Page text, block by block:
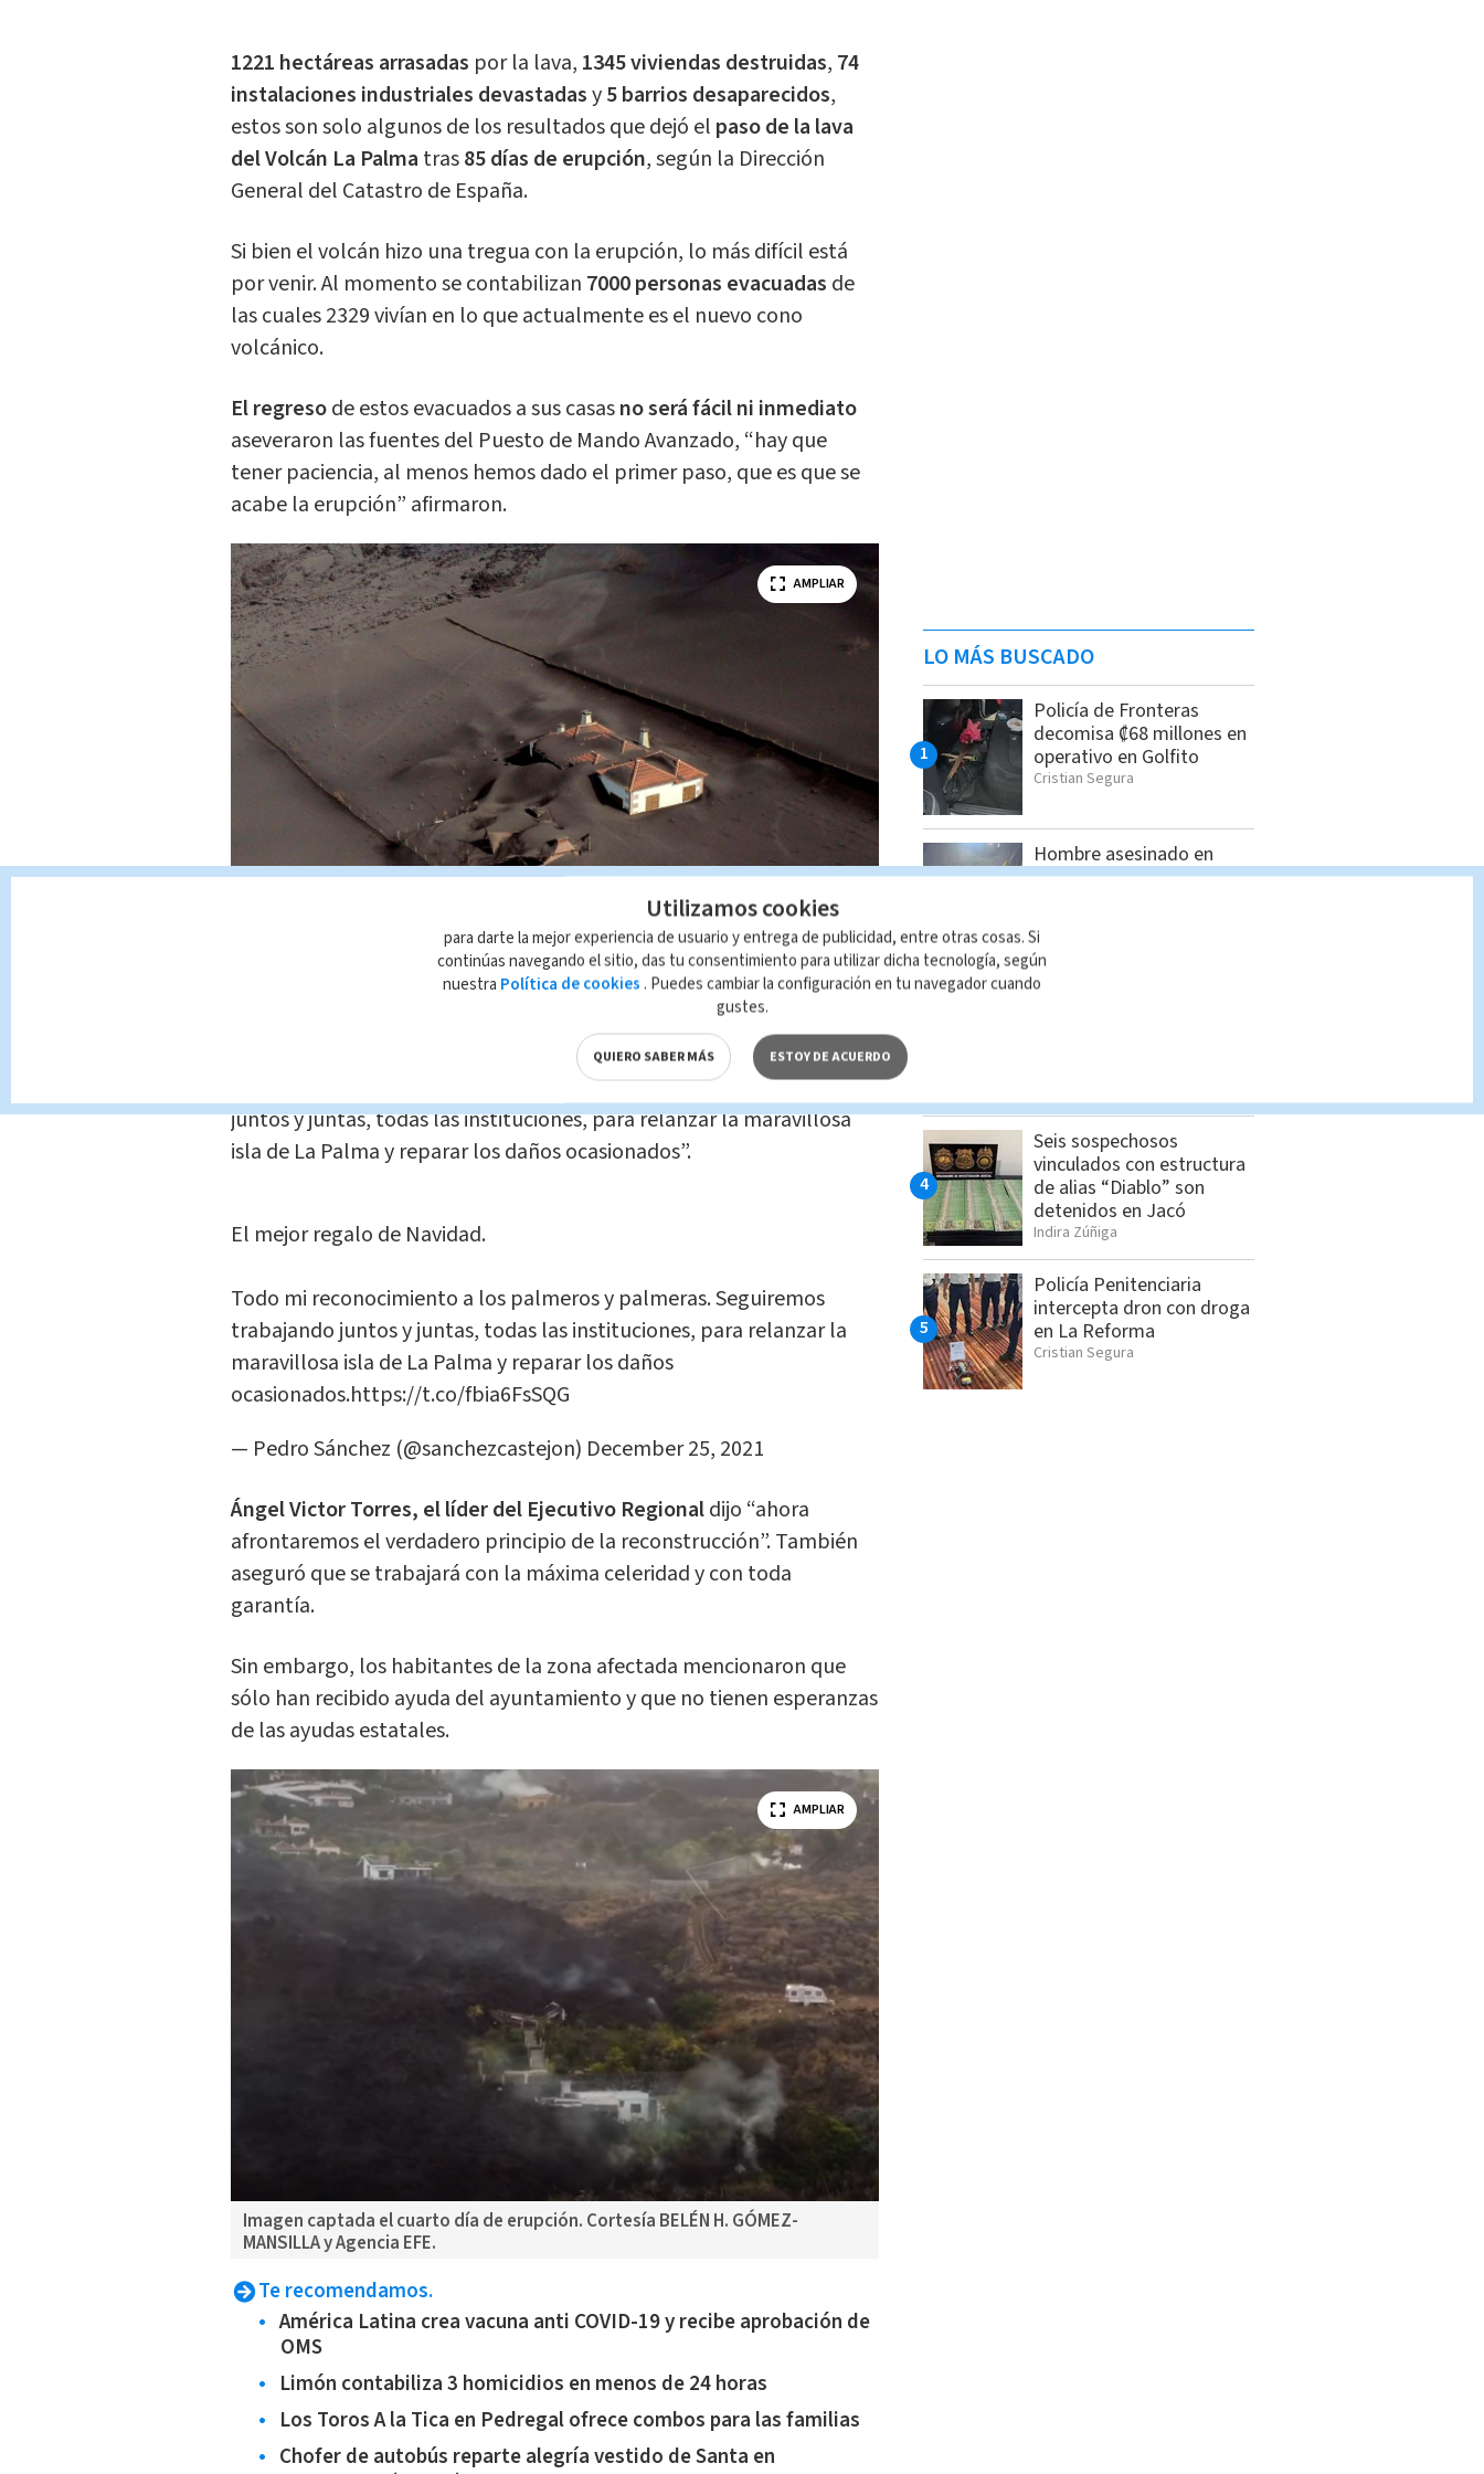
1221 hectáreas arrasadas por la lava, 1345 viviendas destruidas, 74
instalaciones industriales devastadasy5 barrios desaparecidos,
estos son solo algunos de los resultados que dejó el paso de la lava
del Volcán La Palma tras85 días de erupción, según la Dirección
General del Catastro de España.
Si bien el volcán hizo una tregua con la erupción, lo más difícil está
por venir. Al momento se contabilizan 7000 personas evacuadas de
las cuales 2329 vivían en lo que actualmente es el nuevo cono
volcánico.
El regresode estos evacuados a sus casasno será fácil ni inmediato
aseveraron las fuentes del Puesto de Mando Avanzado, “hay que
tener paciencia, al menos hemos dado el primer paso, que es que se
acabe la erupción” afirmaron.
Casa cubierta por lava y ceniza en La Palma el 14 de diciembre. Cortesía APF.
AMPLIAR
presidente del Gobierno español, twitteó: “Todo mi
reconocimiento a los palmeros y palmeras. Seguiremos trabajando
juntos y juntas, todas las instituciones, para relanzar la maravillosa
isla de La Palma y reparar los daños ocasionados”.
El mejor regalo de Navidad.
Todo mi reconocimiento a los palmeros y palmeras. Seguiremos
trabajando juntos y juntas, todas las instituciones, para relanzar la
maravillosa isla de La Palma y reparar los daños
ocasionados.https://t.co/fbia6FsSQG
— Pedro Sánchez (@sanchezcastejon) December 25, 2021
Ángel Victor Torres, el líder del Ejecutivo Regionaldijo “ahora
afrontaremos el verdadero principio de la reconstrucción”. También
aseguró que se trabajará con la máxima celeridad y con toda
garantía.
Sin embargo, los habitantes de la zona afectada mencionaron que
sólo han recibido ayuda del ayuntamiento y que no tienen esperanzas
de las ayudas estatales.
Imagen captada el cuarto día de erupción. Cortesía BELÉN H. GÓMEZ-
MANSILLA y Agencia EFE.
AMPLIAR
Te recomendamos.
América Latina crea vacuna anti COVID-19 y recibe aprobación de
OMS
Limón contabiliza 3 homicidios en menos de 24 horas
Los Toros A la Tica en Pedregal ofrece combos para las familias
Chofer de autobús reparte alegría vestido de Santa en
LO MÁS BUSCADO
Policía de Fronteras
decomisa ₡68 millones en
operativo en Golfito
Cristian Segura
Hombre asesinado en
Siquirres tenía 34 años;
Dólar en Costa Rica: Tipo
Seis sospechosos
vinculados con estructura
de alias “Diablo” son
detenidos en Jacó
Indira Zúñiga
Policía Penitenciaria
intercepta dron con droga
en La Reforma
Cristian Segura
Utilizamos cookies
para darte la mejor experiencia de usuario y entrega de publicidad, entre otras cosas. Si
continúas navegando el sitio, das tu consentimiento para utilizar dicha tecnología, según
nuestra Política de cookies . Puedes cambiar la configuración en tu navegador cuando
gustes.
QUIERO SABER MÁS ESTOY DE ACUERDO